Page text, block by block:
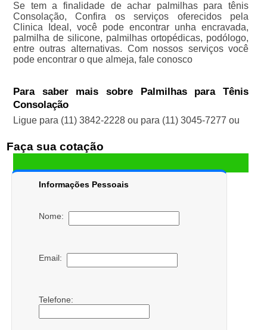
Se tem a finalidade de achar palmilhas para tênis
Consolação, Confira os serviços oferecidos pela
Clinica Ideal, você pode encontrar unha encravada,
palmilha de silicone, palmilhas ortopédicas, podólogo,
entre outras alternativas. Com nossos serviços você
pode encontrar o que almeja, fale conosco
Para saber mais sobre Palmilhas para Tênis
Consolação
Ligue para (11) 3842-2228ou para (11) 3045-7277 ou
Faça sua cotação
Informações Pessoais
Nome:
Email:
Telefone: